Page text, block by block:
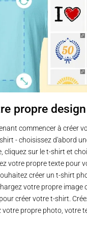
propre design
commencer à créer
- choisissez d'abord
cliquez sur le t-shirt et
votre propre texte pour
créer un t-shirt
votre propre image
créer votre t-shirt.
votre propre photo, votre